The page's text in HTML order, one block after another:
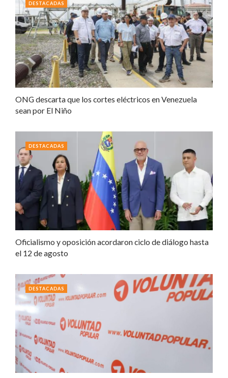
ONG descarta que los cortes eléctricos en Venezuela
sean por El Niño
DESTACADAS
Oficialismo y oposición acordaron ciclo de diálogo hasta
el 12 de agosto
DESTACADAS
DESTACADAS